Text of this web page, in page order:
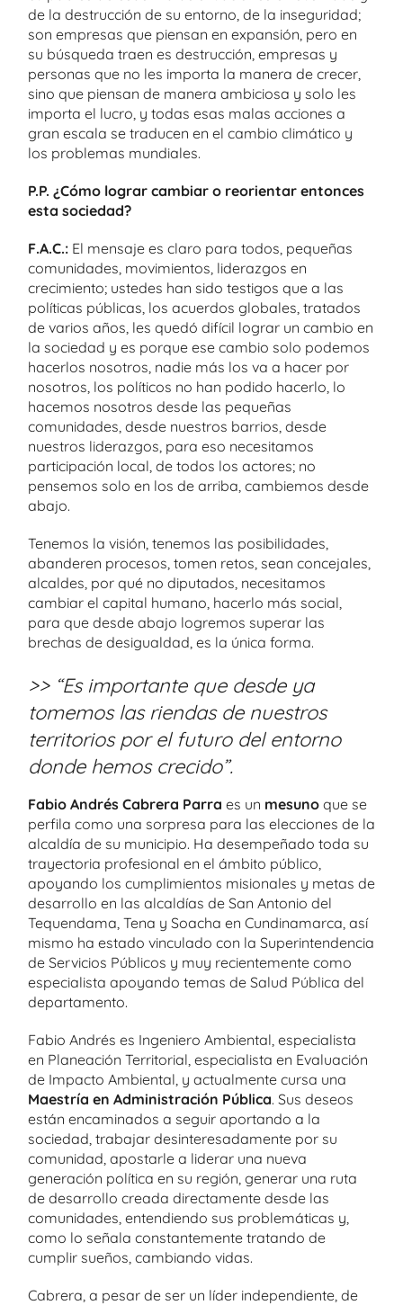
de la destrucción de su entorno, de la inseguridad;
son empresas que piensan en expansión, pero en
su búsqueda traen es destrucción, empresas y
personas que no les importa la manera de crecer,
sino que piensan de manera ambiciosa y solo les
importa el lucro, y todas esas malas acciones a
gran escala se traducen en el cambio climático y
los problemas mundiales.
P.P. ¿Cómo lograr cambiar o reorientar entonces
esta sociedad?
F.A.C.: El mensaje es claro para todos, pequeñas
comunidades, movimientos, liderazgos en
crecimiento; ustedes han sido testigos que a las
políticas públicas, los acuerdos globales, tratados
de varios años, les quedó difícil lograr un cambio en
la sociedad y es porque ese cambio solo podemos
hacerlos nosotros, nadie más los va a hacer por
nosotros, los políticos no han podido hacerlo, lo
hacemos nosotros desde las pequeñas
comunidades, desde nuestros barrios, desde
nuestros liderazgos, para eso necesitamos
participación local, de todos los actores; no
pensemos solo en los de arriba, cambiemos desde
abajo.
Tenemos la visión, tenemos las posibilidades,
abanderen procesos, tomen retos, sean concejales,
alcaldes, por qué no diputados, necesitamos
cambiar el capital humano, hacerlo más social,
para que desde abajo logremos superar las
brechas de desigualdad, es la única forma.
>> “Es importante que desde ya
tomemos las riendas de nuestros
territorios por el futuro del entorno
donde hemos crecido”.
Fabio Andrés Cabrera Parra es un mesuno que se
perfila como una sorpresa para las elecciones de la
alcaldía de su municipio. Ha desempeñado toda su
trayectoria profesional en el ámbito público,
apoyando los cumplimientos misionales y metas de
desarrollo en las alcaldías de San Antonio del
Tequendama, Tena y Soacha en Cundinamarca, así
mismo ha estado vinculado con la Superintendencia
de Servicios Públicos y muy recientemente como
especialista apoyando temas de Salud Pública del
departamento.
Fabio Andrés es Ingeniero Ambiental, especialista
en Planeación Territorial, especialista en Evaluación
de Impacto Ambiental, y actualmente cursa una
Maestría en Administración Pública. Sus deseos
están encaminados a seguir aportando a la
sociedad, trabajar desinteresadamente por su
comunidad, apostarle a liderar una nueva
generación política en su región, generar una ruta
de desarrollo creada directamente desde las
comunidades, entendiendo sus problemáticas y,
como lo señala constantemente tratando de
cumplir sueños, cambiando vidas.
Cabrera, a pesar de ser un líder independiente, de